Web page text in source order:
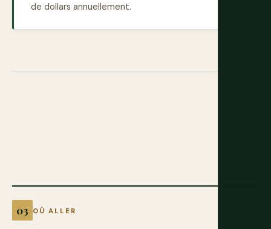
de dollars annuellement.
OÙ ALLER